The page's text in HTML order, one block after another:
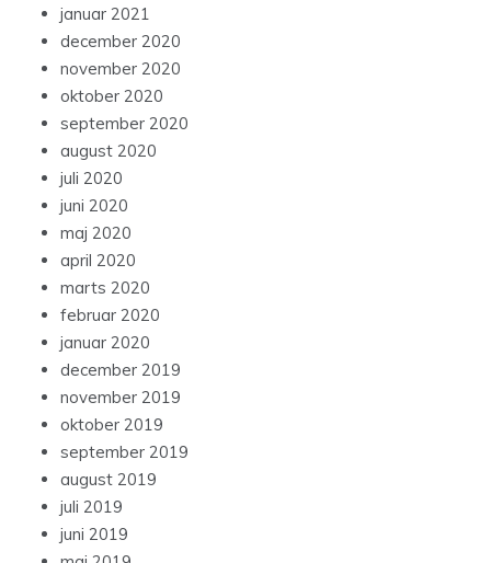
januar 2021
december 2020
november 2020
oktober 2020
september 2020
august 2020
juli 2020
juni 2020
maj 2020
april 2020
marts 2020
februar 2020
januar 2020
december 2019
november 2019
oktober 2019
september 2019
august 2019
juli 2019
juni 2019